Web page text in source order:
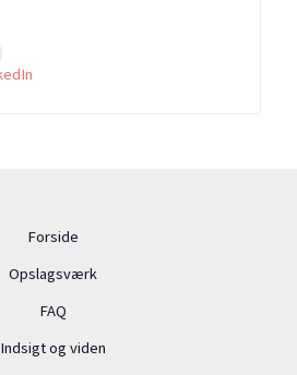
Forside
Opslagsværk
FAQ
Indsigt og viden